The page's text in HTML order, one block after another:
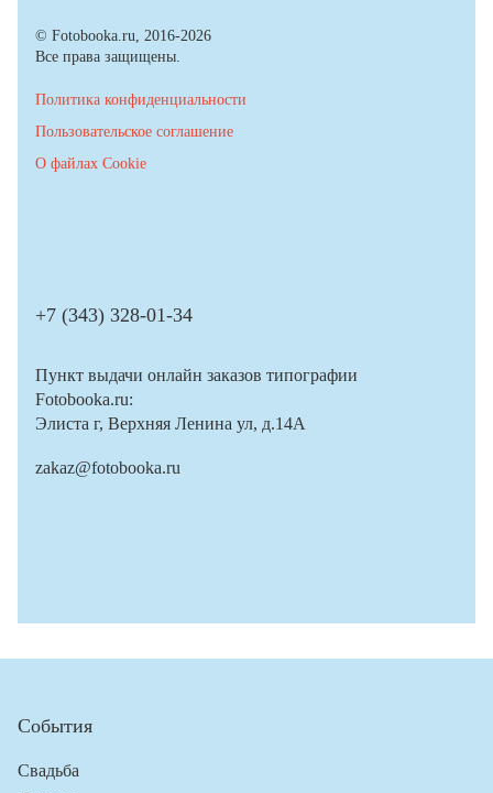
© Fotobooka.ru, 2016-2026
Все права защищены.
Политика конфиденциальности
Пользовательское соглашение
О файлах Cookie
+7 (343) 328-01-34
Пункт выдачи онлайн заказов типографии
Fotobooka.ru:
Элиста г, Верхняя Ленина ул, д.14А
zakaz@fotobooka.ru
События
Свадьба